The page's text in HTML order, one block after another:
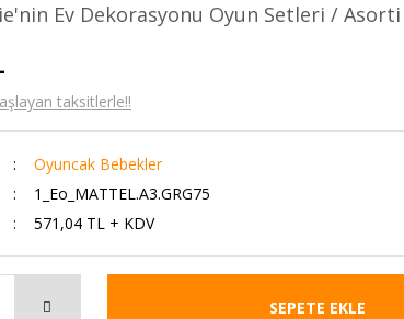
Ev Dekorasyonu Oyun Setleri / Asorti
taksitlerle!!
Oyuncak Bebekler
1_Eo_MATTEL.A3.GRG75
571,04 TL + KDV
SEPETE EKLE